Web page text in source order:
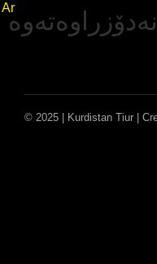
Ar
© 2025 | Kurdistan Tiur |